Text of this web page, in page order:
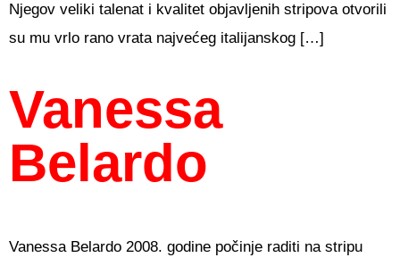
Njegov veliki talenat i kvalitet objavljenih stripova otvorili
su mu vrlo rano vrata najvećeg italijanskog […]
Vanessa
Belardo
Vanessa Belardo 2008. godine počinje raditi na stripu